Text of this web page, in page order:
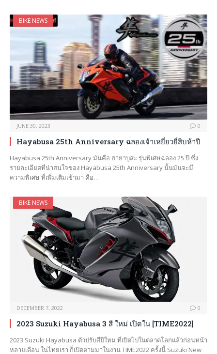
BIKE NEWS
JUNE 30, 2023 0
Hayabusa 25th Anniversary ฉลองเจ้าเหยี่ยวยี่สิบห้าปี
Hayabusa 25th Anniversary มันคือ ฮายาบูสะ รุ่นพิเศษฉลอง 25 ปี ซึ่ง
รายละเอียดที่น่าสนใจของ Hayabusa 25th Anniversary นั้นมันจะมี
ความพิเศษ ที่เพิ่มเติมเข้ามา คือ…
BIKE NEWS
DECEMBER 7, 2022 0
2023 Suzuki Hayabusa 3 สี ใหม่ เปิดใน [TIME2022]
2023 Suzuki Hayabusa ตัวปรับสีปีใหม่ ที่เปิดไปในตลาดโลกแล้วก่อนหน้า
หลายเดือน ในไทยเรา ก็เปิดตามมาในงาน TIME2022 ครั้งนี้ Suzuki New